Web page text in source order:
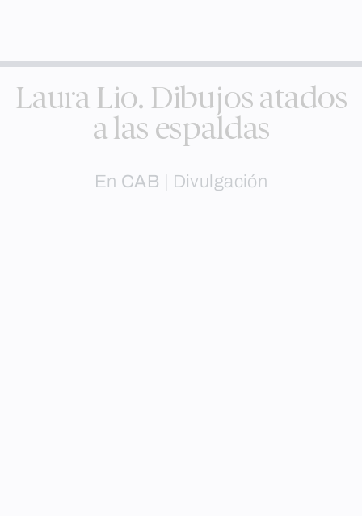
Laura Lio. Dibujos atados
a las espaldas
En CAB Divulgación